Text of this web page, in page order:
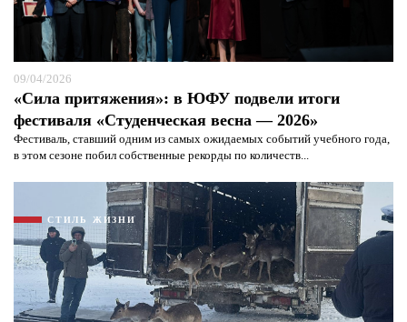
09/04/2026
«Сила притяжения»: в ЮФУ подвели итоги
фестиваля «Студенческая весна — 2026»
Фестиваль, ставший одним из самых ожидаемых событий учебного года,
в этом сезоне побил собственные рекорды по количеств...
СТИЛЬ ЖИЗНИ